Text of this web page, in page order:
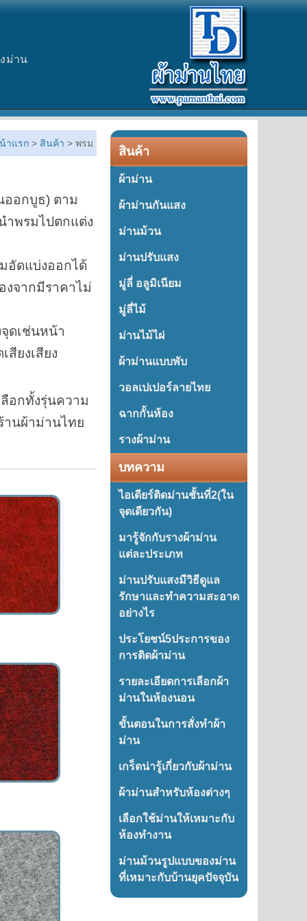
ม่าน
าแรก > สินค้า > พรม
ออกบูธ) ตาม
ำพรมไปตกแต่ง
อัดแบ่งออกได้
งจากมีราคาไม่
ดเช่นหน้า
ยงเสียง
อกทั้งรุ่นความ
านผ้าม่านไทย
สินค้า
ผ้าม่าน
ผ้าม่านกันแสง
ม่านม้วน
ม่านปรับแสง
มู่ลี่ อลูมิเนียม
มู่ลี่ไม้
ม่านไม้ไผ่
ผ้าม่านแบบพับ
วอลเปเปอร์ลายไทย
ฉากกั้นห้อง
รางผ้าม่าน
บทความ
ไอเดียร์ติดม่านชั้นที่2(ใน
จุดเดียวกัน)
มารู้จักกับรางผ้าม่าน
แต่ละประเภท
ม่านปรับแสงมีวิธีดูแล
รักษาและทำความสะอาด
อย่างไร
ประโยชน์5ประการของ
การติดผ้าม่าน
รายละเอียดการเลือกผ้า
ม่านในห้องนอน
ขั้นตอนในการสั่งทำผ้า
ม่าน
เกร็ดน่ารู้เกี่ยวกับผ้าม่าน
ผ้าม่านสำหรับห้องต่างๆ
เลือกใช้ม่านให้เหมาะกับ
ห้องทำงาน
ม่านม้วนรูปแบบของม่าน
ที่เหมาะกับบ้านยุคปัจจุบัน